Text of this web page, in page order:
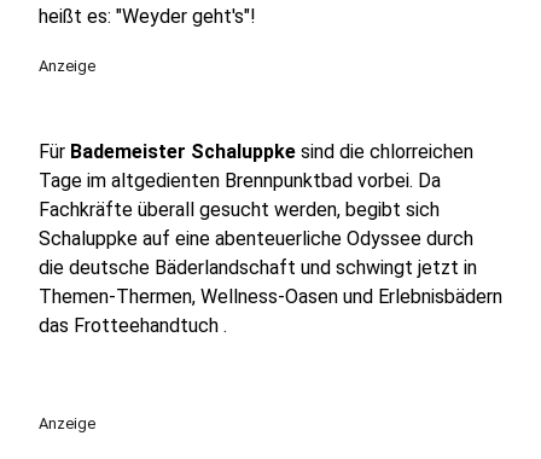
heißt es: "Weyder geht's"!
Anzeige
Für Bademeister Schaluppke sind die chlorreichen
Tage im altgedienten Brennpunktbad vorbei. Da
Fachkräfte überall gesucht werden, begibt sich
Schaluppke auf eine abenteuerliche Odyssee durch
die deutsche Bäderlandschaft und schwingt jetzt in
Themen-Thermen, Wellness-Oasen und Erlebnisbädern
das Frotteehandtuch .
Anzeige